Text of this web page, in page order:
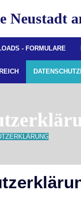
Neustadt
- FORMULARE